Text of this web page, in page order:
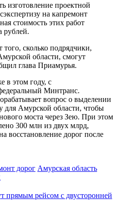
изготовление проектной
на капремонт
стоимость этих работ
рублей.
того, сколько подрядчики,
области, смогут
глава Приамурья.
в этом году, с
Минтранс.
вопрос о выделении
для Амурской области, чтобы
моста через Зею. При этом
300 млн из двух млрд,
восстановление дорог после
дорог Амурская область
прямым рейсом с двусторонней